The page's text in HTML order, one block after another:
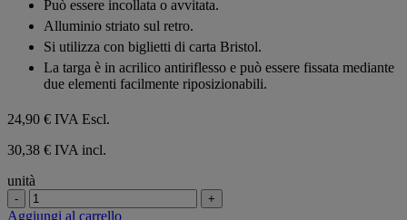
stelle.
Può essere incollata o avvitata.
Alluminio striato sul retro.
Si utilizza con biglietti di carta Bristol.
La targa è in acrilico antiriflesso e può essere fissata mediante
due elementi facilmente riposizionabili.
24,90 € IVA Escl.
30,38 € IVA incl.
unità
- +
Aggiungi al carrello